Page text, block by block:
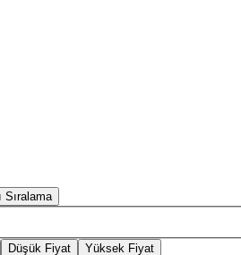
Sıralama
Düşük Fiyat Yüksek Fiyat